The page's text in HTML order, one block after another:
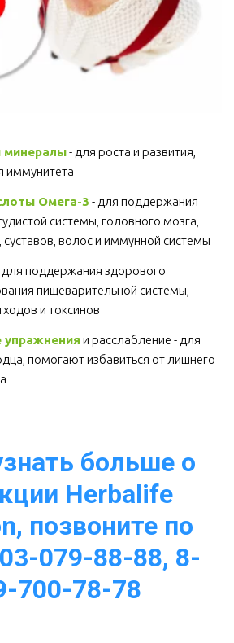
минералы- для роста и развития,
иммунитета
Омега-3 - для поддержания
системы, головного мозга,
суставов, волос и иммунной системы
для поддержания здорового
пищеварительной системы,
и токсинов
упражнения и расслабление - для
помогают избавиться от лишнего
больше о
Herbalife
позвоните по
079-88-88, 8-
700-78-78